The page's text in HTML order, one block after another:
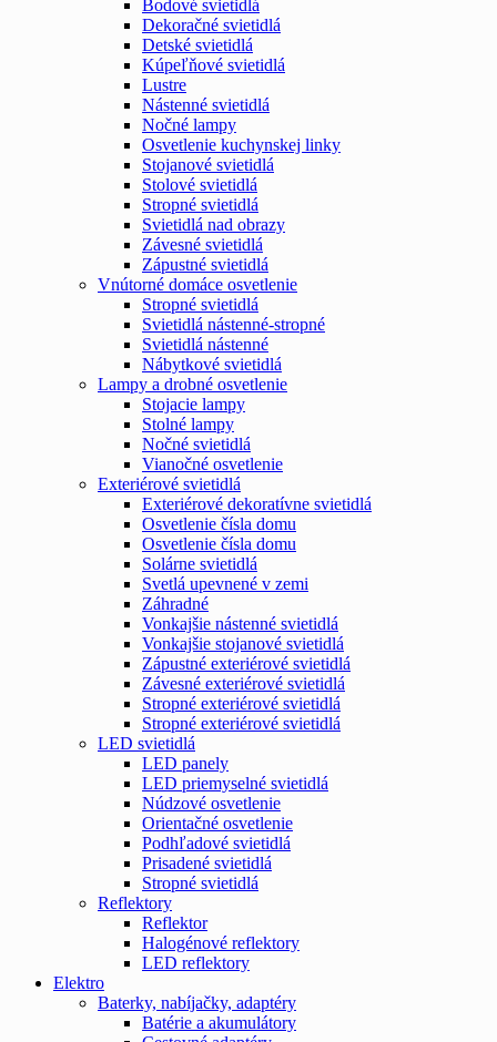
Bodové svietidlá
Dekoračné svietidlá
Detské svietidlá
Kúpeľňové svietidlá
Lustre
Nástenné svietidlá
Nočné lampy
Osvetlenie kuchynskej linky
Stojanové svietidlá
Stolové svietidlá
Stropné svietidlá
Svietidlá nad obrazy
Závesné svietidlá
Zápustné svietidlá
Vnútorné domáce osvetlenie
Stropné svietidlá
Svietidlá nástenné-stropné
Svietidlá nástenné
Nábytkové svietidlá
Lampy a drobné osvetlenie
Stojacie lampy
Stolné lampy
Nočné svietidlá
Vianočné osvetlenie
Exteriérové svietidlá
Exteriérové dekoratívne svietidlá
Osvetlenie čísla domu
Osvetlenie čísla domu
Solárne svietidlá
Svetlá upevnené v zemi
Záhradné
Vonkajšie nástenné svietidlá
Vonkajšie stojanové svietidlá
Zápustné exteriérové svietidlá
Závesné exteriérové svietidlá
Stropné exteriérové svietidlá
Stropné exteriérové svietidlá
LED svietidlá
LED panely
LED priemyselné svietidlá
Núdzové osvetlenie
Orientačné osvetlenie
Podhľadové svietidlá
Prisadené svietidlá
Stropné svietidlá
Reflektory
Reflektor
Halogénové reflektory
LED reflektory
Elektro
Baterky, nabíjačky, adaptéry
Batérie a akumulátory